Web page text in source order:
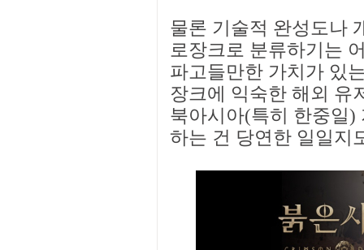
물론 기술적 완성도나
로장크로 분류하기는
파고들만한 가치가 있
장크에 익숙한 해외 유
북아시아(특히 한중일)
하는 건 당연한 일일지